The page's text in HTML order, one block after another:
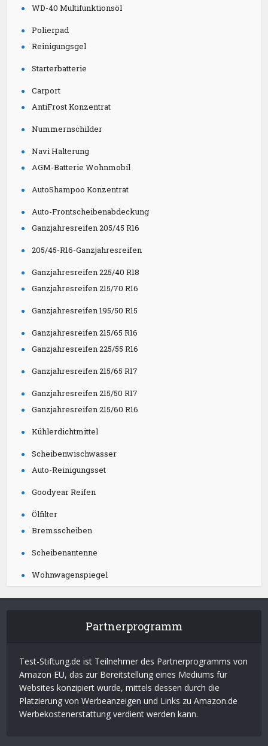
WD-40 Multifunktionsöl
Polierpad
Reinigungsgel
Starterbatterie
Carport
AntiFrost Konzentrat
Nummernschilder
Navi Halterung
AGM-Batterie Wohnmobil
AutoShampoo Konzentrat
Auto-Frontscheibenabdeckung
Ganzjahresreifen 205/45 R16
205/45-R16-Ganzjahresreifen
Ganzjahresreifen 225/40 R18
Ganzjahresreifen 215/70 R16
Ganzjahresreifen 195/50 R15
Ganzjahresreifen 215/65 R16
Ganzjahresreifen 225/55 R16
Ganzjahresreifen 215/65 R17
Ganzjahresreifen 215/50 R17
Ganzjahresreifen 215/60 R16
Kühlerdichtmittel
Scheibenwischwasser
Auto-Reinigungsset
Goodyear Reifen
Ölfilter
Bremsscheiben
Scheibenantenne
Wohnwagenspiegel
Partnerprogramm
Test-Stiftung.de ist Teilnehmer des Partnerprogramms von
Amazon EU, das zur Bereitstellung eines Mediums für
Websites konzipiert wurde, mittels dessen durch die
Platzierung von Werbeanzeigen und Links zu Amazon.de
Werbekostenerstattung verdient werden kann.